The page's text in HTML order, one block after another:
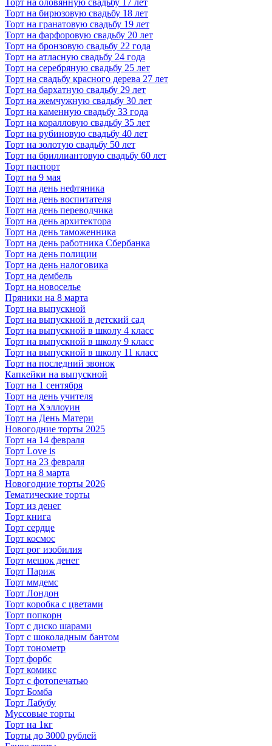
Торт на оловянную свадьбу 17 лет
Торт на бирюзовую свадьбу 18 лет
Торт на гранатовую свадьбу 19 лет
Торт на фарфоровую свадьбу 20 лет
Торт на бронзовую свадьбу 22 года
Торт на атласную свадьбу 24 года
Торт на серебряную свадьбу 25 лет
Торт на свадьбу красного дерева 27 лет
Торт на бархатную свадьбу 29 лет
Торт на жемчужную свадьбу 30 лет
Торт на каменную свадьбу 33 года
Торт на коралловую свадьбу 35 лет
Торт на рубиновую свадьбу 40 лет
Торт на золотую свадьбу 50 лет
Торт на бриллиантовую свадьбу 60 лет
Торт паспорт
Торт на 9 мая
Торт на день нефтяника
Торт на день воспитателя
Торт на день переводчика
Торт на день архитектора
Торт на день таможенника
Торт на день работника Сбербанка
Торт на день полиции
Торт на день налоговика
Торт на дембель
Торт на новоселье
Пряники на 8 марта
Торт на выпускной
Торт на выпускной в детский сад
Торт на выпускной в школу 4 класс
Торт на выпускной в школу 9 класс
Торт на выпускной в школу 11 класс
Торт на последний звонок
Капкейки на выпускной
Торт на 1 сентября
Торт на день учителя
Торт на Хэллоуин
Торт на День Матери
Новогодние торты 2025
Торт на 14 февраля
Торт Love is
Торт на 23 февраля
Торт на 8 марта
Новогодние торты 2026
Тематические торты
Торт из денег
Торт книга
Торт сердце
Торт космос
Торт рог изобилия
Торт мешок денег
Торт Париж
Торт ммдемс
Торт Лондон
Торт коробка с цветами
Торт попкорн
Торт с диско шарами
Торт с шоколадным бантом
Торт тонометр
Торт форбс
Торт комикс
Торт с фотопечатью
Торт Бомба
Торт Лабубу
Муссовые торты
Торт на 1кг
Торты до 3000 рублей